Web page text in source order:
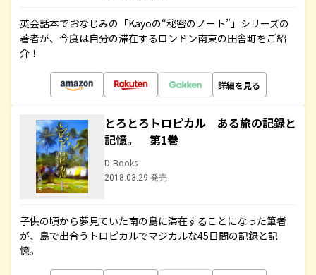
英会話本でおなじみの「Kayoの“秘密のノート”」シリーズの
著者が、今度は自分の滞在するロンドン南東の田舎町をご紹
介！
詳細を見る
とろとろトロピカル ある旅の記録と
記憶。 第1巻
D-Books
2018.03.29 発売
子供の頃から夢見ていた南の島に滞在することになった筆者
が、島で出合うトロピカルでマジカルな45日間の記録と記
憶。